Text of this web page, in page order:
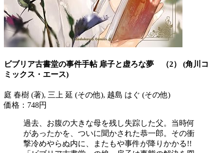
ビブリア古書堂の事件手帖 扉子と虚ろな夢 （2） (角川コ
ミックス・エース)
庭 春樹 (著), 三上 延 (その他), 越島 はぐ (その他)
価格：748円
過去、お腹の大きな母を残し失踪した父。当時何
があったかを、ついに聞かされた恭一郎。その衝
撃冷めやらぬ内に、またもや事件が降りかかる!!